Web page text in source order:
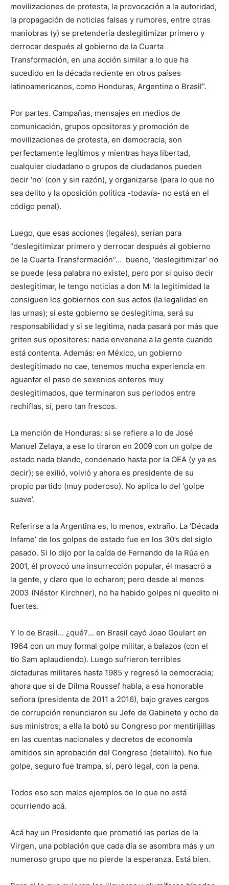
movilizaciones de protesta, la provocación a la autoridad,
la propagación de noticias falsas y rumores, entre otras
maniobras (y) se pretendería deslegitimizar primero y
derrocar después al gobierno de la Cuarta
Transformación, en una acción similar a lo que ha
sucedido en la década reciente en otros países
latinoamericanos, como Honduras, Argentina o Brasil”.
Por partes. Campañas, mensajes en medios de
comunicación, grupos opositores y promoción de
movilizaciones de protesta, en democracia, son
perfectamente legítimos y mientras haya libertad,
cualquier ciudadano o grupos de ciudadanos pueden
decir ‘no’ (con y sin razón), y organizarse (para lo que no
sea delito y la oposición política -todavía- no está en el
código penal).
Luego, que esas acciones (legales), serían para
“deslegitimizar primero y derrocar después al gobierno
de la Cuarta Transformación”… bueno, ‘deslegitimizar’ no
se puede (esa palabra no existe), pero por si quiso decir
deslegitimar, le tengo noticias a don M: la legitimidad la
consiguen los gobiernos con sus actos (la legalidad en
las urnas); si este gobierno se deslegitima, será su
responsabilidad y si se legitima, nada pasará por más que
griten sus opositores: nada envenena a la gente cuando
está contenta. Además: en México, un gobierno
deslegitimado no cae, tenemos mucha experiencia en
aguantar el paso de sexenios enteros muy
deslegitimados, que terminaron sus periodos entre
rechiflas, sí, pero tan frescos.
La mención de Honduras: si se refiere a lo de José
Manuel Zelaya, a ese lo tiraron en 2009 con un golpe de
estado nada blando, condenado hasta por la OEA (y ya es
decir); se exilió, volvió y ahora es presidente de su
propio partido (muy poderoso). No aplica lo del ‘golpe
suave’.
Referirse a la Argentina es, lo menos, extraño. La ‘Década
Infame’ de los golpes de estado fue en los 30’s del siglo
pasado. Si lo dijo por la caída de Fernando de la Rúa en
2001, él provocó una insurrección popular, él masacró a
la gente, y claro que lo echaron; pero desde al menos
2003 (Néstor Kirchner), no ha habido golpes ni quedito ni
fuertes.
Y lo de Brasil… ¿qué?… en Brasil cayó Joao Goulart en
1964 con un muy formal golpe militar, a balazos (con el
tío Sam aplaudiendo). Luego sufrieron terribles
dictaduras militares hasta 1985 y regresó la democracia;
ahora que si de Dilma Roussef habla, a esa honorable
señora (presidenta de 2011 a 2016), bajo graves cargos
de corrupción renunciaron su Jefe de Gabinete y ocho de
sus ministros; a ella la botó su Congreso por mentirijillas
en las cuentas nacionales y decretos de economía
emitidos sin aprobación del Congreso (detallito). No fue
golpe, seguro fue trampa, sí, pero legal, con la pena.
Todos eso son malos ejemplos de lo que no está
ocurriendo acá.
Acá hay un Presidente que prometió las perlas de la
Virgen, una población que cada día se asombra más y un
numeroso grupo que no pierde la esperanza. Está bien.